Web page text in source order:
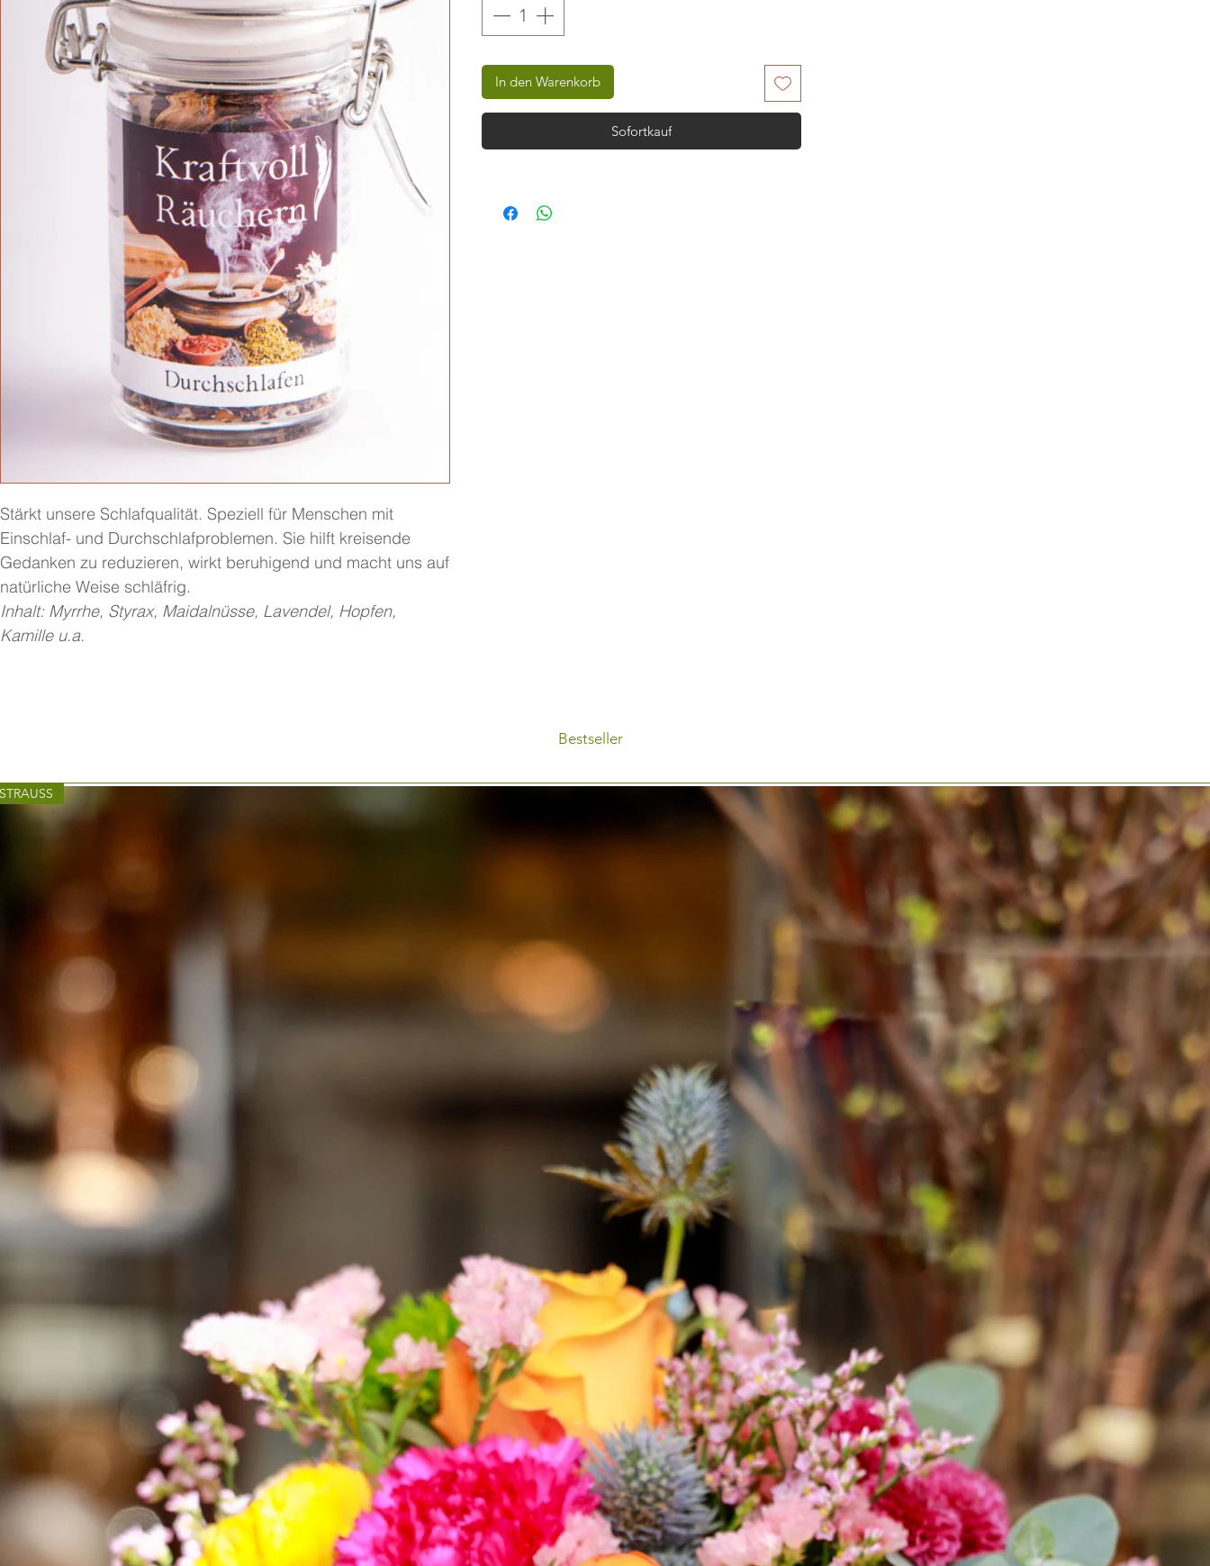
Stärkt unsere Schlafqualität. Speziell für Menschen mit
Einschlaf- und Durchschlafproblemen. Sie hilft kreisende
Gedanken zu reduzieren, wirkt beruhigend und macht uns auf
natürliche Weise schläfrig.
Inhalt: Myrrhe, Styrax, Maidalnüsse, Lavendel, Hopfen,
Kamille u.a.
In den Warenkorb
Sofortkauf
Bestseller